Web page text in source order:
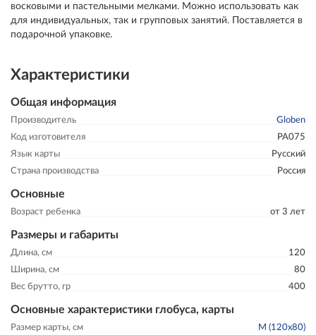
восковыми и пастельными мелками. Можно использовать как
для индивидуальных, так и групповых занятий. Поставляется в
подарочной упаковке.
Характеристики
Общая информация
Производитель
Globen
Код изготовителя
РА075
Язык карты
Русский
Страна производства
Россия
Основные
Возраст ребенка от 3 лет
Размеры и габариты
Длина, см
120
Ширина, см
80
Вес брутто, гр
400
Основные характеристики глобуса, карты
Размер карты, см M (120x80)